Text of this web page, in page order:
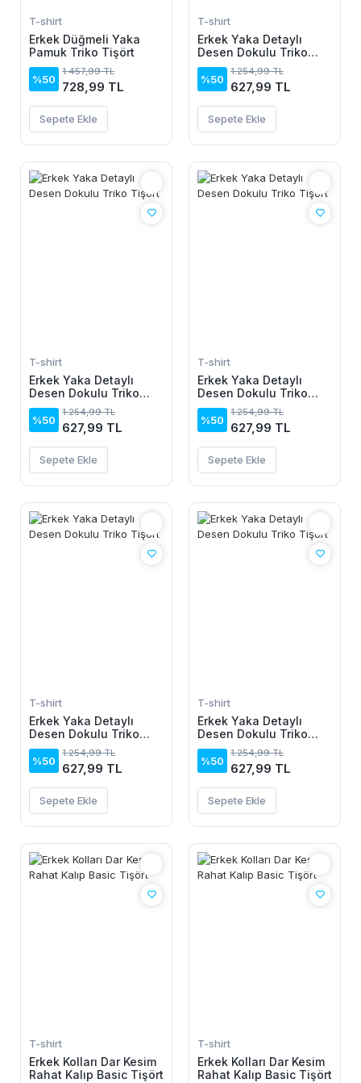
T-shirt
Erkek Düğmeli Yaka
Pamuk Triko Tişört
%50
1.457,99 TL
728,99 TL
Sepete Ekle
T-shirt
Erkek Yaka Detaylı
Desen Dokulu Triko
Tişört
%50
1.254,99 TL
627,99 TL
Sepete Ekle
T-shirt
Erkek Yaka Detaylı
Desen Dokulu Triko
Tişört
%50
1.254,99 TL
627,99 TL
Sepete Ekle
T-shirt
Erkek Yaka Detaylı
Desen Dokulu Triko
Tişört
%50
1.254,99 TL
627,99 TL
Sepete Ekle
T-shirt
Erkek Yaka Detaylı
Desen Dokulu Triko
Tişört
%50
1.254,99 TL
627,99 TL
Sepete Ekle
T-shirt
Erkek Yaka Detaylı
Desen Dokulu Triko
Tişört
%50
1.254,99 TL
627,99 TL
Sepete Ekle
T-shirt
Erkek Kolları Dar Kesim
Rahat Kalıp Basic Tişört
T-shirt
Erkek Kolları Dar Kesim
Rahat Kalıp Basic Tişört